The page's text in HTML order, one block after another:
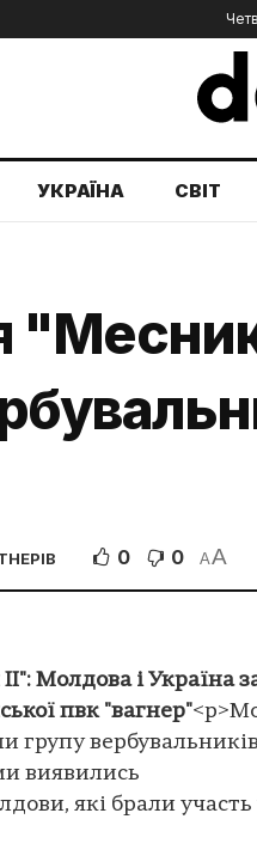
УКРАЇНА СВІТ
0 0 AA
Молдова і Україна
пвк "вагнер"
групу
виявились
які брали участь